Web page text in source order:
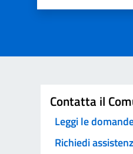
Contatta il
Leggi le
Richiedi